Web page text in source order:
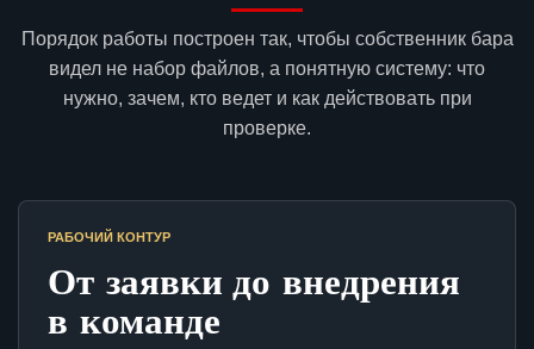
Порядок работы построен так, чтобы собственник бара
видел не набор файлов, а понятную систему: что
нужно, зачем, кто ведет и как действовать при
проверке.
РАБОЧИЙ КОНТУР
От заявки до внедрения
в команде